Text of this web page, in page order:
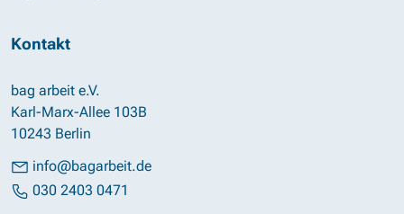
Kontakt
bag arbeit e.V.
Karl-Marx-Allee 103B
10243 Berlin
info@bagarbeit.de
030 2403 0471